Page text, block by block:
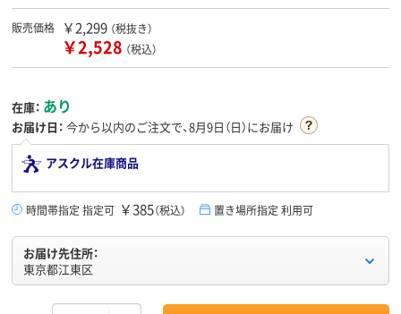
販売価格 ￥2,299 （税抜き）
￥2,528 （税込）
在庫： あり
お届け日： 今から以内のご注文で、8月9日（日）にお届け
アスクル在庫商品
時間帯指定 指定可 ￥385（税込） 置き場所指定 利用可
お届け先住所：
東京都江東区